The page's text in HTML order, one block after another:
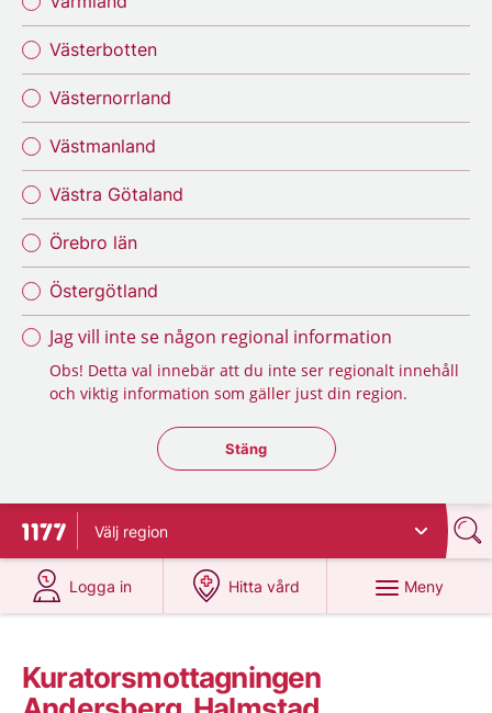
Västerbotten
Västernorrland
Västmanland
Västra Götaland
Örebro län
Östergötland
Jag vill inte se någon regional information
Obs! Detta val innebär att du inte ser regionalt innehåll
och viktig information som gäller just din region.
Stäng regionsväljaren
Stäng
Till startsidan för 1177
Välj region
Logga in
på 1177.se
Hitta vård
på 1177.se
Meny
Kuratorsmottagningen